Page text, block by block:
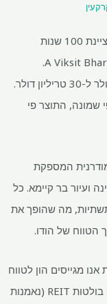
השאיפה שלנו ברורה. עד 2047, כאשר הודו מציינת 100 שנות
עצמאות, היא חייבת להיות מדינה מפותחת: A Viksit Bharat.
המשמעות היא מעבר מכלכלה של 4 טריליון דולר ל-30 טריליון דולר.
שמונה, התוצר פי
המספקת
ועיור בר קיימא. כל
מה שהופך את
הטווח של הודו.
מגייסים הון לטווח
ארוך וממנפים מכשירי מימון חדשניים. בין אלה בולטות REIT (נאמנות